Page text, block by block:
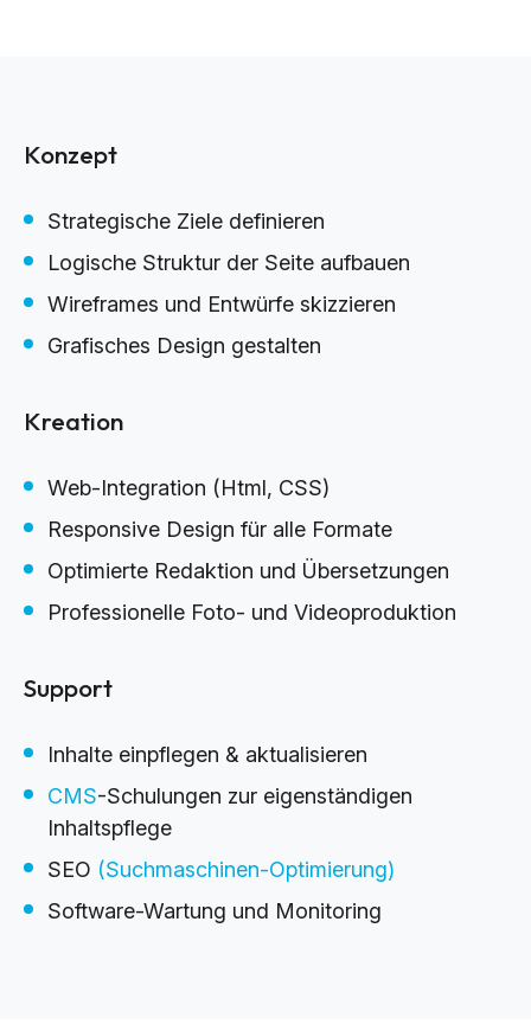
Konzept
Strategische Ziele definieren
Logische Struktur der Seite aufbauen
Wireframes und Entwürfe skizzieren
Grafisches Design gestalten
Kreation
Web-Integration (Html, CSS)
Responsive Design für alle Formate
Optimierte Redaktion und Übersetzungen
Professionelle Foto- und Videoproduktion
Support
Inhalte einpflegen & aktualisieren
CMS-Schulungen zur eigenständigen
Inhaltspflege
SEO (Suchmaschinen-Optimierung)
Software-Wartung und Monitoring